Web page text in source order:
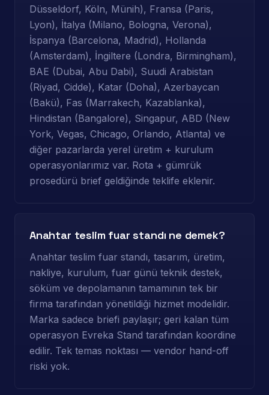
Düsseldorf, Köln, Münih), Fransa (Paris,
Lyon), İtalya (Milano, Bologna, Verona),
İspanya (Barcelona, Madrid), Hollanda
(Amsterdam), İngiltere (Londra, Birmingham),
BAE (Dubai, Abu Dabi), Suudi Arabistan
(Riyad, Cidde), Katar (Doha), Azerbaycan
(Bakü), Fas (Marrakech, Kazablanka),
Hindistan (Bangalore), Singapur, ABD (New
York, Vegas, Chicago, Orlando, Atlanta) ve
diğer pazarlarda yerel üretim + kurulum
operasyonlarımız var. Rota + gümrük
prosedürü brief geldiğinde teklife eklenir.
Anahtar teslim fuar standı ne demek?
Anahtar teslim fuar standı, tasarım, üretim,
nakliye, kurulum, fuar günü teknik destek,
söküm ve depolamanın tamamının tek bir
firma tarafından yönetildiği hizmet modelidir.
Marka sadece briefi paylaşır; geri kalan tüm
operasyon Evreka Stand tarafından koordine
edilir. Tek temas noktası — vendor hand-off
riski yok.